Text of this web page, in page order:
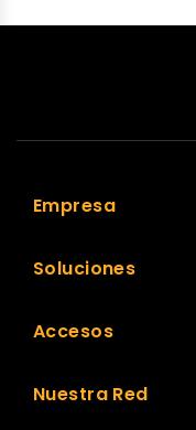
Empresa
Soluciones
Accesos
Nuestra Red